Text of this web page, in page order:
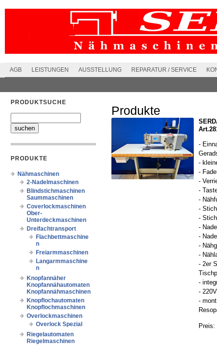
AGB LEISTUNGEN AUSSTELLUNG REPARATUR / SERVICE
PRODUKTSUCHE
PRODUKTE
Nähmaschinen
2-Nadelmaschinen
Blindstichmaschinen
Saummaschinen
Coverlockmaschinen
Ober-
Unterdeckmaschinen
Dreifachtransport
Flachbettmaschine
n
Freiarmmaschinen
Langarmmaschine
n
Knopfannäher
Knopfannähautomaten
Knopfannähmaschinen
Knopflochautomaten
Knopflochmaschinen
Overlockmaschinen
Overlock Spezial
Riegelautomaten
Riegelmaschinen
Produkte
-
-
-
-
-
-
-
-
-
-
-
-
- 2er
-
-
-
Preis: